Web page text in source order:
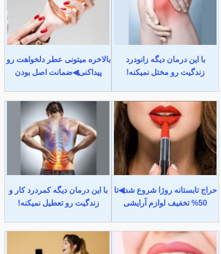
با این درمان دیگه زانودرد
زندگیت رو مختل نمیکنه!
بالاخره میتونی عطر دلخواهت رو
پیداکنی◀ضمانت اصل بودن
حراج تابستانه روژا شروع شد◀تا
50% تخفیف لوازم آرایشی
با این درمان دیگه کمردرد کار و
زندگیت رو تعطیل نمیکنه!